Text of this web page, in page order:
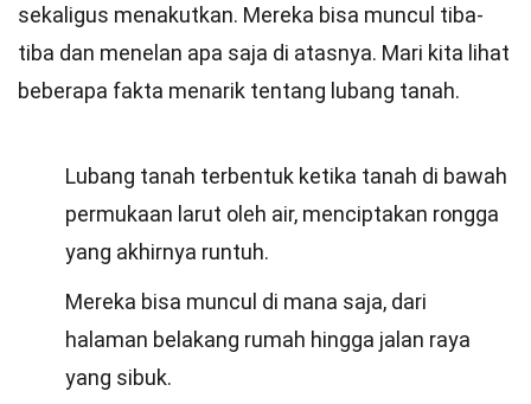
sekaligus menakutkan. Mereka bisa muncul tiba-
tiba dan menelan apa saja di atasnya. Mari kita lihat
beberapa fakta menarik tentang lubang tanah.
Lubang tanah terbentuk ketika tanah di bawah
permukaan larut oleh air, menciptakan rongga
yang akhirnya runtuh.
Mereka bisa muncul di mana saja, dari
halaman belakang rumah hingga jalan raya
yang sibuk.